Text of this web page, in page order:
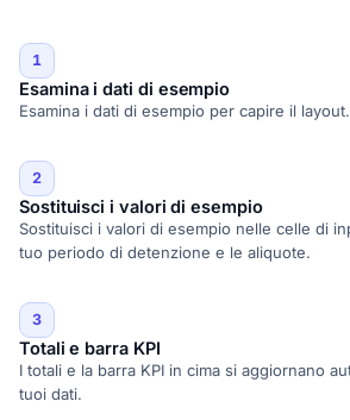
1
Esamina i dati di esempio
Esamina i dati di esempio per capire il layout.
2
Sostituisci i valori di esempio
Sostituisci i valori di esempio nelle celle di
tuo periodo di detenzione e le aliquote.
3
Totali e barra KPI
I totali e la barra KPI in cima si aggiornano
tuoi dati.